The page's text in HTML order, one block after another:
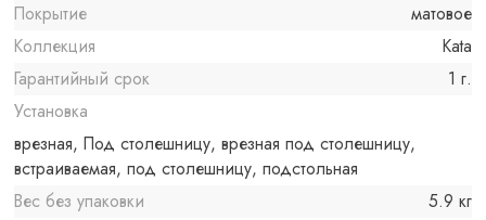
Покрытие
матовое
Коллекция
Kata
Гарантийный срок
1 г.
Установка
врезная, Под столешницу, врезная под столешницу,
встраиваемая, под столешницу, подстольная
Вес без упаковки
5.9 кг